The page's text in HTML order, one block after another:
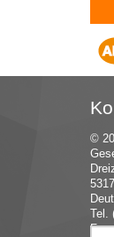
©
Tel.
Fax